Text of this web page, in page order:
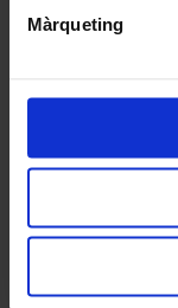
Màrqueting